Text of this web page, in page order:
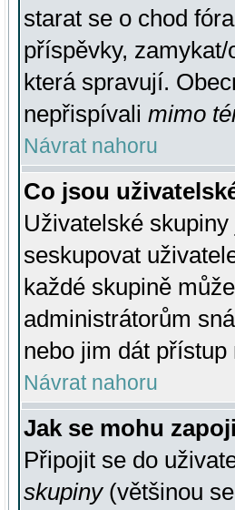
starat se o chod
příspěvky,
která spravují.
nepřispívali mimo
Návrat nahoru
Co jsou
Uživatelské
seskupovat
každé skupině
administrátorům
nebo jim dát
Návrat nahoru
Jak se mohu
Připojit se do
skupiny(většinou